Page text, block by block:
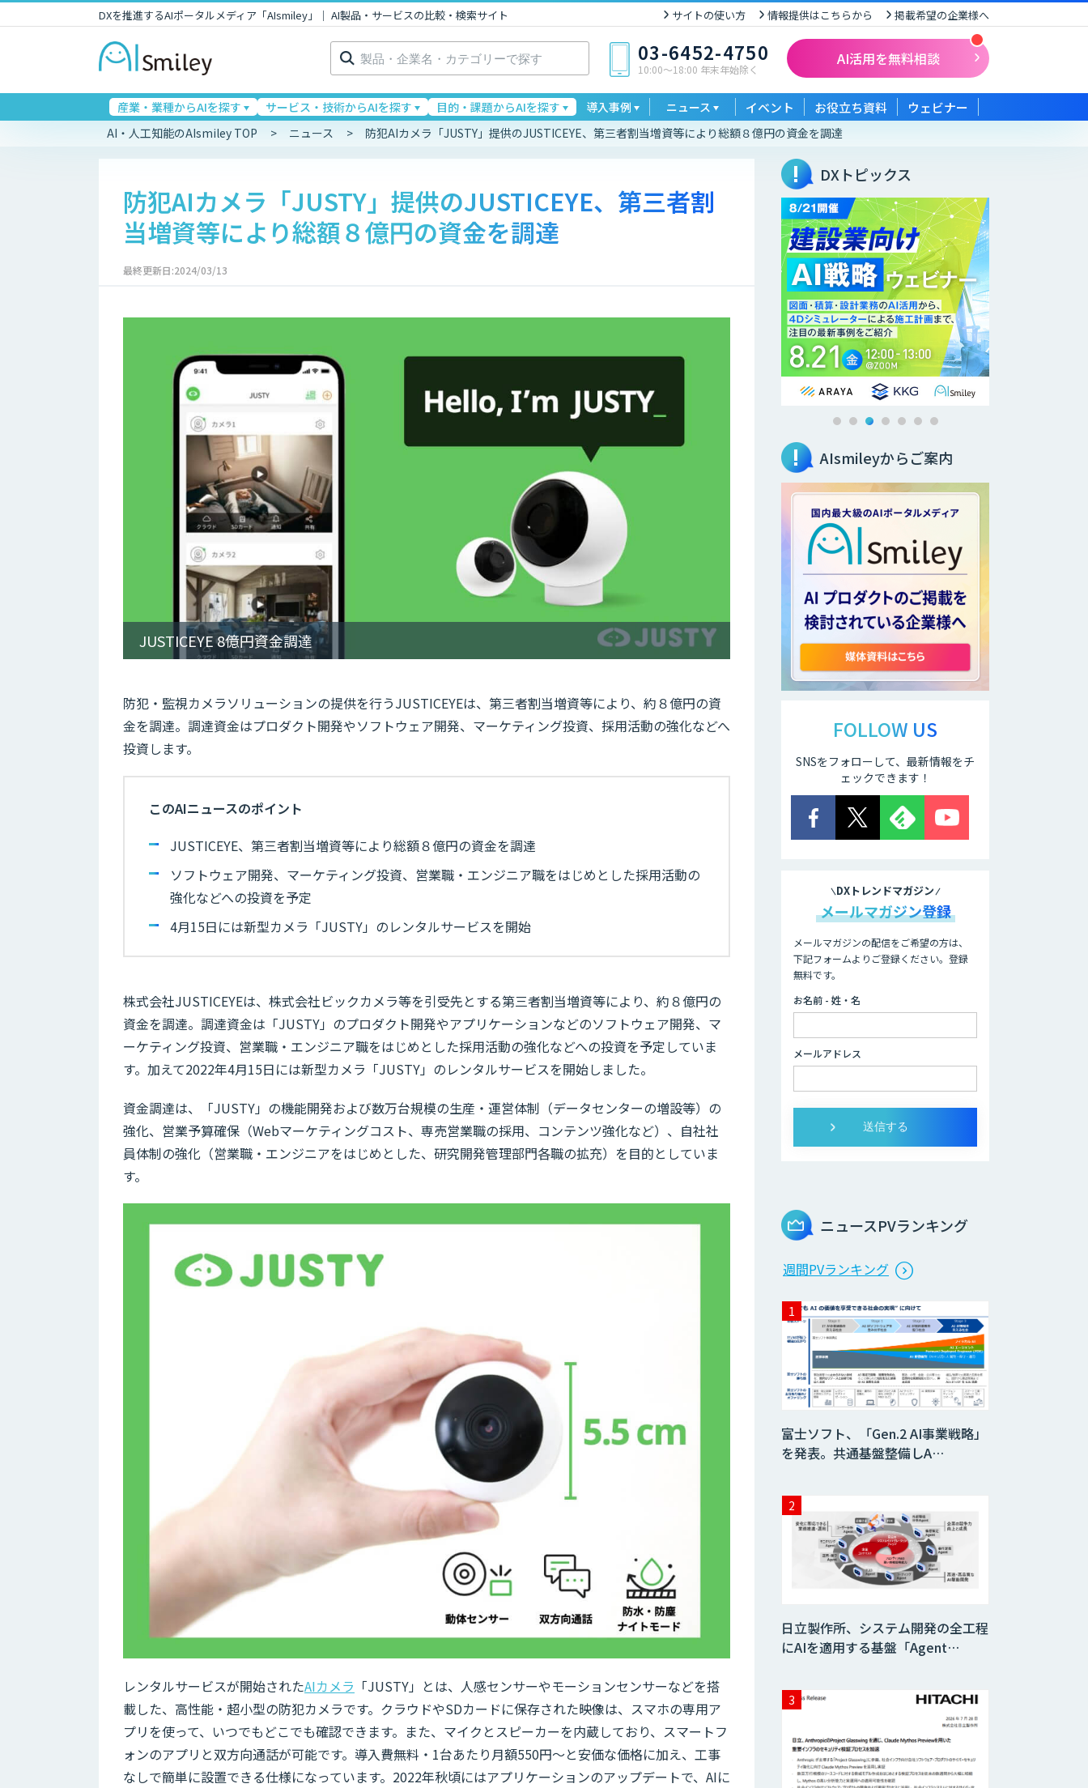
DXを推進するAIポータルメディア「AIsmiley」｜ AI製品・サービスの比較・検索サイト サイトの使い方 情報提供はこちらから 掲載希望の企業様へ
検
索: 03-6452-4750
10:00〜18:00 年末年始除く
AI活用を無料相談
産業・業種からAIを探す サービス・技術からAIを探す 目的・課題からAIを探す 導入事例 ニュース イベント お役立ち資料 ウェビナー
AI・人工知能のAIsmiley TOP ニュース 防犯AIカメラ「JUSTY」提供のJUSTICEYE、第三者割当増資等により総額８億円の資金を調達
防犯AIカメラ「JUSTY」提供のJUSTICEYE、第三者割
当増資等により総額８億円の資金を調達
最終更新日:2024/03/13
JUSTICEYE 8億円資金調達
防犯・監視カメラソリューションの提供を行うJUSTICEYEは、第三者割当増資等により、約８億円の資
金を調達。調達資金はプロダクト開発やソフトウェア開発、マーケティング投資、採用活動の強化などへ
投資します。
このAIニュースのポイント
JUSTICEYE、第三者割当増資等により総額８億円の資金を調達
ソフトウェア開発、マーケティング投資、営業職・エンジニア職をはじめとした採用活動の
強化などへの投資を予定
4月15日には新型カメラ「JUSTY」のレンタルサービスを開始
株式会社JUSTICEYEは、株式会社ビックカメラ等を引受先とする第三者割当増資等により、約８億円の
資金を調達。調達資金は「JUSTY」のプロダクト開発やアプリケーションなどのソフトウェア開発、マ
ーケティング投資、営業職・エンジニア職をはじめとした採用活動の強化などへの投資を予定していま
す。加えて2022年4月15日には新型カメラ「JUSTY」のレンタルサービスを開始しました。
資金調達は、「JUSTY」の機能開発および数万台規模の生産・運営体制（データセンターの増設等）の
強化、営業予算確保（Webマーケティングコスト、専売営業職の採用、コンテンツ強化など）、自社社
員体制の強化（営業職・エンジニアをはじめとした、研究開発管理部⾨各職の拡充）を目的としていま
す。
レンタルサービスが開始されたAIカメラ 「JUSTY」とは、人感センサーやモーションセンサーなどを搭
載した、高性能・超小型の防犯カメラです。クラウドやSDカードに保存された映像は、スマホの専用ア
プリを使って、いつでもどこでも確認できます。また、マイクとスピーカーを内蔵しており、スマートフ
ォンのアプリと双方向通話が可能です。導入費無料・1台あたり月額550円〜と安価な価格に加え、工事
なしで簡単に設置できる仕様になっています。2022年秋頃にはアプリケーションのアップデートで、AIに
DXトピックス
AIsmileyからご案内
FOLLOW US
SNSをフォローして、最新情報をチ
ェックできます！
DXトレンドマガジン
メールマガジン登録
メールマガジンの配信をご希望の方は、
下記フォームよりご登録ください。登録
無料です。
お名前 - 姓・名
メールアドレス
ニュースPVランキング
週間PVランキング
富士ソフト、「Gen.2 AI事業戦略」
を発表。共通基盤整備しA…
日立製作所、システム開発の全工程
にAIを適用する基盤「Agent…